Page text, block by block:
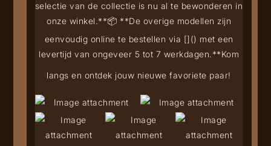
selectie van de collectie is nu al te bewonderen in
onze winkel.**📦 **De overige modellen zijn
eenvoudig online te bestellen via []() met een
levertijd van ongeveer 5 tot 7 werkdagen.**Kom
langs en ontdek jouw nieuwe favoriete paar!